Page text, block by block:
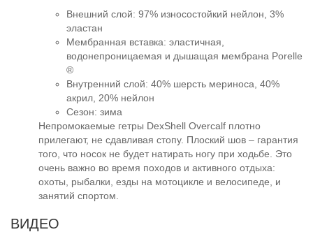
Внешний слой: 97% износостойкий нейлон, 3%
эластан
Мембранная вставка: эластичная,
водонепроницаемая и дышащая мембрана Porelle
®
Внутренний слой: 40% шерсть мериноса, 40%
акрил, 20% нейлон
Сезон: зима
Непромокаемые гетры DexShell Overcalf плотно
прилегают, не сдавливая стопу. Плоский шов – гарантия
того, что носок не будет натирать ногу при ходьбе. Это
очень важно во время походов и активного отдыха:
охоты, рыбалки, езды на мотоцикле и велосипеде, и
занятий спортом.
ВИДЕО